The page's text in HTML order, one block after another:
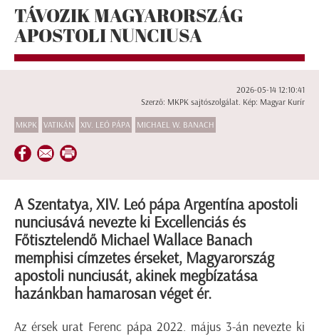
TÁVOZIK MAGYARORSZÁG
APOSTOLI NUNCIUSA
2026-05-14 12:10:41
Szerző: MKPK sajtószolgálat. Kép: Magyar Kurír
MKPK VATIKÁN XIV. LEÓ PÁPA MICHAEL W. BANACH
A Szentatya, XIV. Leó pápa Argentína apostoli
nunciusává nevezte ki Excellenciás és
Főtisztelendő Michael Wallace Banach
memphisi címzetes érseket, Magyarország
apostoli nunciusát, akinek megbízatása
hazánkban hamarosan véget ér.
Az érsek urat Ferenc pápa 2022. május 3-án nevezte ki